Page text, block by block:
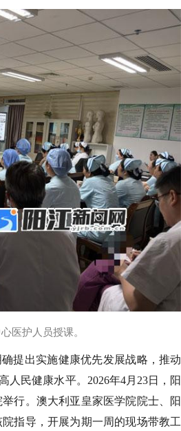
医护人员授课。
提出实施健康优先发展战略，推动
人民健康水平。2026年4月23日，阳
行。澳大利亚皇家医学院院士、阳
指导，开展为期一周的现场带教工